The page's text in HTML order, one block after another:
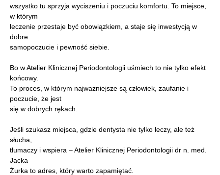
wszystko tu sprzyja wyciszeniu i poczuciu komfortu. To miejsce,
w którym
leczenie przestaje być obowiązkiem, a staje się inwestycją w
dobre
samopoczucie i pewność siebie.
Bo w Atelier Klinicznej Periodontologii uśmiech to nie tylko efekt
końcowy.
To proces, w którym najważniejsze są człowiek, zaufanie i
poczucie, że jest
się w dobrych rękach.
Jeśli szukasz miejsca, gdzie dentysta nie tylko leczy, ale też
słucha,
tłumaczy i wspiera – Atelier Klinicznej Periodontologii dr n. med.
Jacka
Żurka to adres, który warto zapamiętać.